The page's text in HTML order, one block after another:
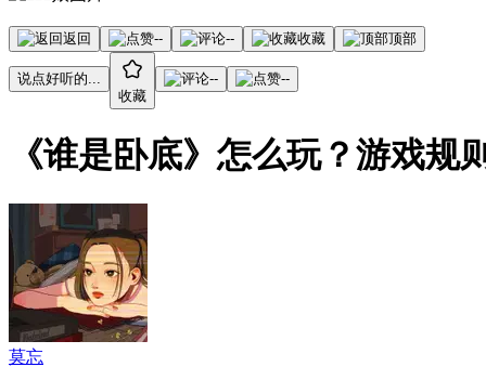
返回 -- -- 收藏 顶部
说点好听的...
收藏
-- --
《谁是卧底》怎么玩？游戏
莫忘